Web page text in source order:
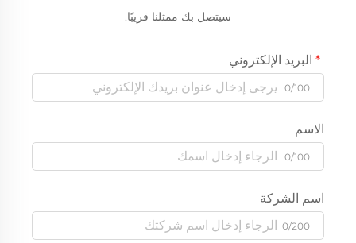
سيتصل بك ممثلنا قريبًا.
البريد الإلكتروني
0/100
الاسم
0/100
اسم الشركة
0/200